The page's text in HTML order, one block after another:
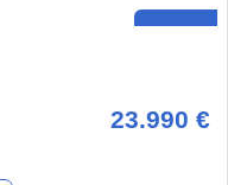
23.990 €